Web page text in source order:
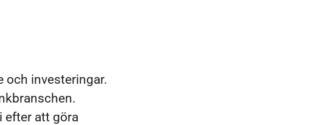
och investeringar.
efter att göra